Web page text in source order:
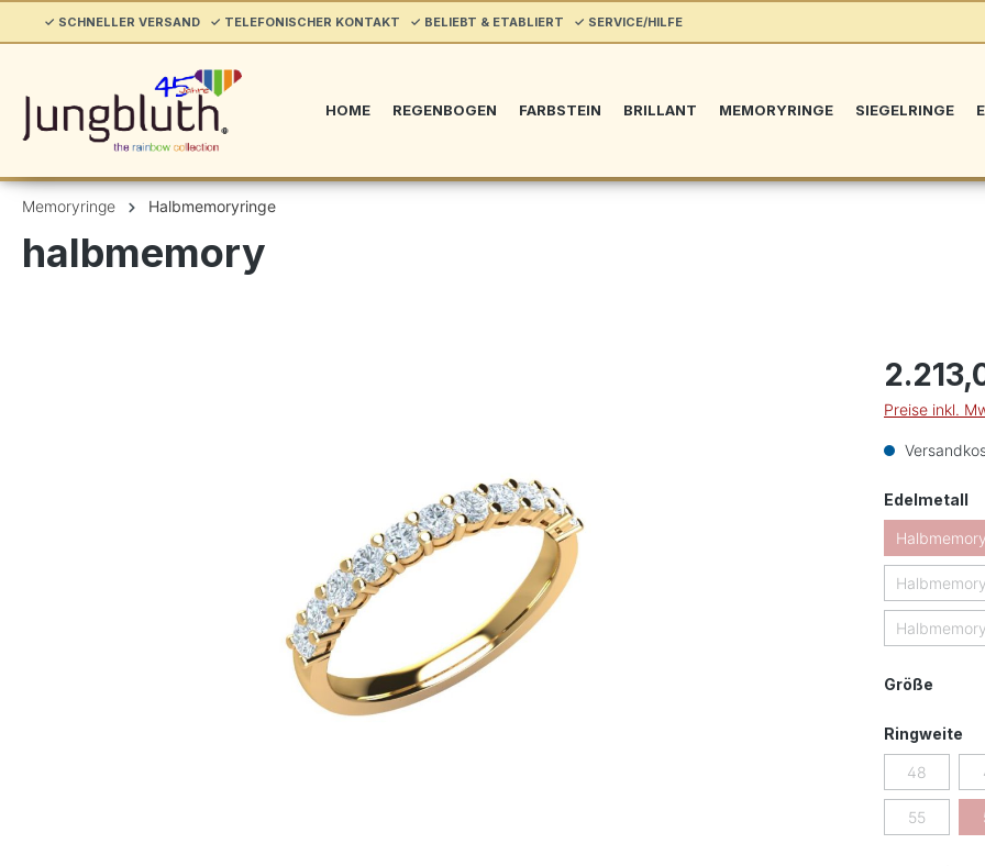
Zur Hauptnavigation springen
✓ SCHNELLER VERSAND ✓ TELEFONISCHER KONTAKT ✓ BELIEBT & ETABLIERT ✓ SERVICE/HILFE
HOME REGENBOGEN FARBSTEIN BRILLANT MEMORYRINGE SIEGELRINGE
Memoryringe Halbmemoryringe
halbmemory
Preise inkl.
Edelmetall
Größe
Ringweite
48(Diese
55(Diese